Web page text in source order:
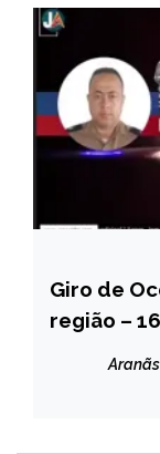
CAPELINHA
NOTÍCIAS
Giro de
região –